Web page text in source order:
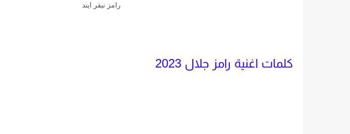
رامز نيفر ايند
كلمات اغنية رامز جلال 2023